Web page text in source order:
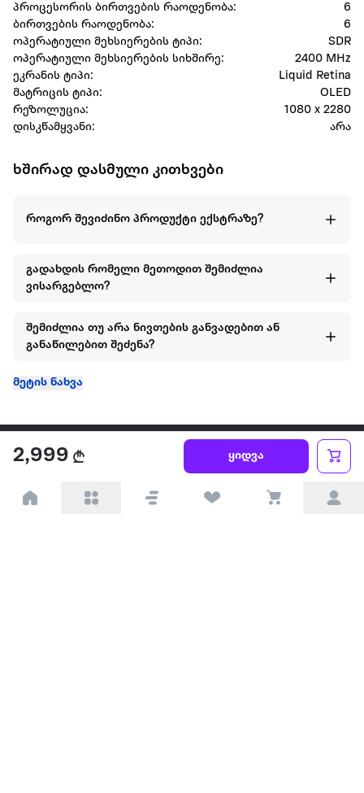
2,999 ყიდვა
პროცესორის ბირთვების რაოდენობა:
6
ბირთვების რაოდენობა:
6
ოპერატიული მეხსიერების ტიპი:
SDR
ოპერატიული მეხსიერების სიხშირე:
2400 MHz
ეკრანის ტიპი:
Liquid Retina
მატრიცის ტიპი:
OLED
რეზოლუცია:
1080 x 2280
დისკწამყვანი:
არა
ხშირად დასმული კითხვები
როგორ შევიძინო პროდუქტი ექსტრაზე?
გადახდის რომელი მეთოდით შემიძლია
ვისარგებლო?
შემიძლია თუ არა ნივთების განვადებით ან
განაწილებით შეძენა?
მეტის ნახვა
ყველაზე დიდი ონლაინ მაღაზია